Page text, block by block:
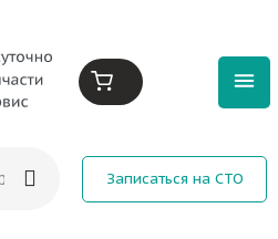
Записаться на СТО